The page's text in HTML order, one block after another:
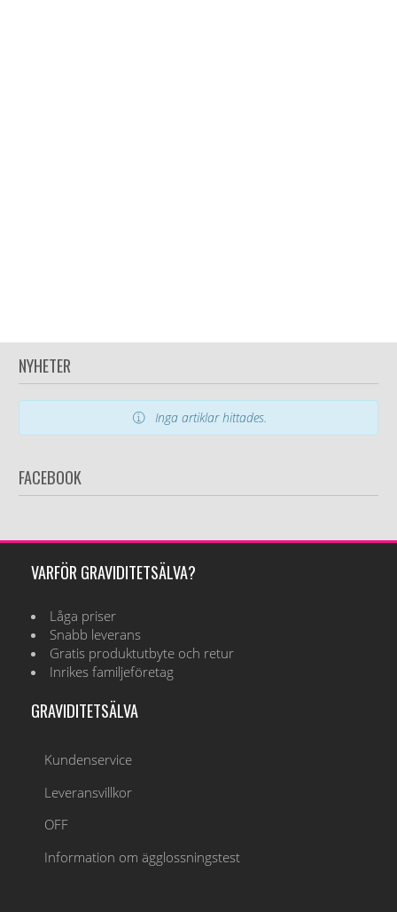
NYHETER
Inga artiklar hittades.
FACEBOOK
VARFÖR GRAVIDITETSÄLVA?
Låga priser
Snabb leverans
Gratis produktutbyte och retur
Inrikes familjeföretag
GRAVIDITETSÄLVA
Kundenservice
Leveransvillkor
OFF
Information om ägglossningstest